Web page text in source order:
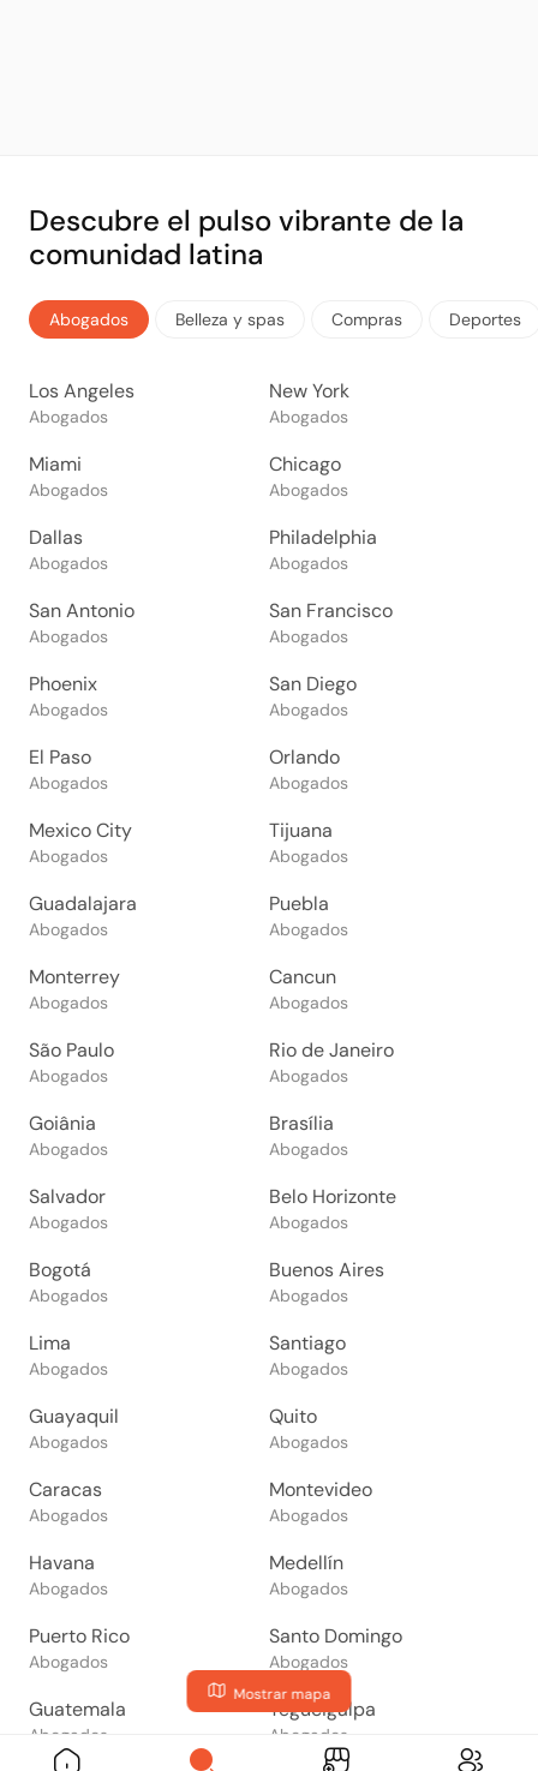
Mostrar mapa
Descubre el pulso vibrante de la
comunidad latina
Abogados Belleza y spas Compras Deportes
Los Angeles
Abogados
New York
Abogados
Miami
Abogados
Chicago
Abogados
Dallas
Abogados
Philadelphia
Abogados
San Antonio
Abogados
San Francisco
Abogados
Phoenix
Abogados
San Diego
Abogados
El Paso
Abogados
Orlando
Abogados
Mexico City
Abogados
Tijuana
Abogados
Guadalajara
Abogados
Puebla
Abogados
Monterrey
Abogados
Cancun
Abogados
São Paulo
Abogados
Rio de Janeiro
Abogados
Goiânia
Abogados
Brasília
Abogados
Salvador
Abogados
Belo Horizonte
Abogados
Bogotá
Abogados
Buenos Aires
Abogados
Lima
Abogados
Santiago
Abogados
Guayaquil
Abogados
Quito
Abogados
Caracas
Abogados
Montevideo
Abogados
Havana
Abogados
Medellín
Abogados
Puerto Rico
Abogados
Santo Domingo
Abogados
Guatemala
Abogados
Tegucigalpa
Abogados